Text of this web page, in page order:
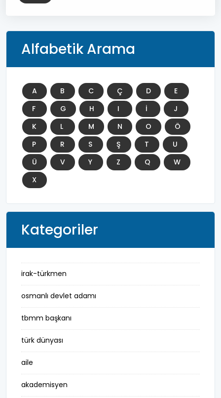
Alfabetik Arama
A B C Ç D
E
F
G H I İ
J
K
L M N O
Ö
P
R S Ş T
U
Ü
V Y Z Q
W
X
Kategoriler
irak-türkmen
osmanlı devlet adamı
tbmm başkanı
türk dünyası
aile
akademisyen